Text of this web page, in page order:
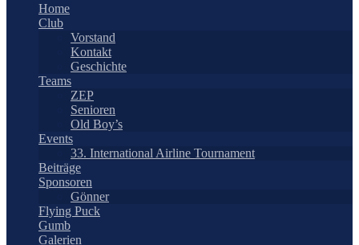
Home
Club
Vorstand
Kontakt
Geschichte
Teams
ZEP
Senioren
Old Boy’s
Events
33. International Airline Tournament
Beiträge
Sponsoren
Gönner
Flying Puck
Gumb
Galerien